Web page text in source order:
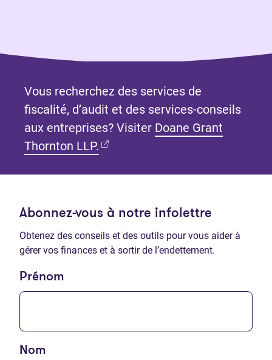
Vous recherchez des services de
fiscalité, d’audit et des services-conseils
aux entreprises? Visiter Doane Grant
Thornton LLP. (Ouvre dans un nouvel onglet)
Abonnez-vous à notre infolettre
Obtenez des conseils et des outils pour vous aider à
gérer vos finances et à sortir de l’endettement.
Prénom
Nom